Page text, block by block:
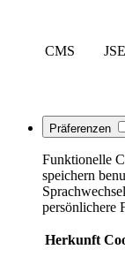
CMS
Präferenzen
Funktionelle
speichern
persönlichere
Herkunft